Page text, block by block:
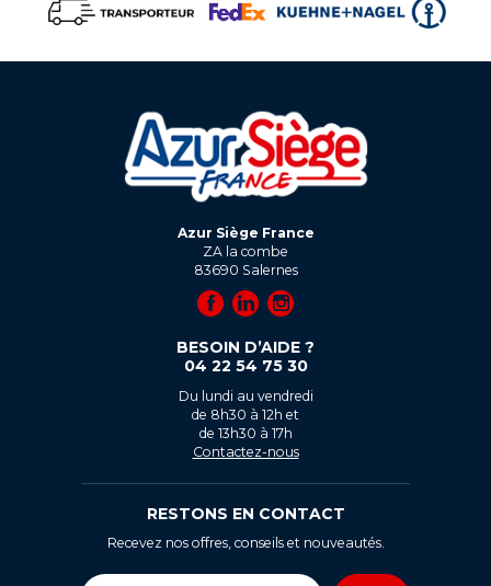
Azur Siège France
ZA la combe
83690 Salernes
BESOIN D’AIDE ?
04 22 54 75 30
Du lundi au vendredi
de 8h30 à 12h et
de 13h30 à 17h
Contactez-nous
RESTONS EN CONTACT
Recevez nos offres, conseils et nouveautés.